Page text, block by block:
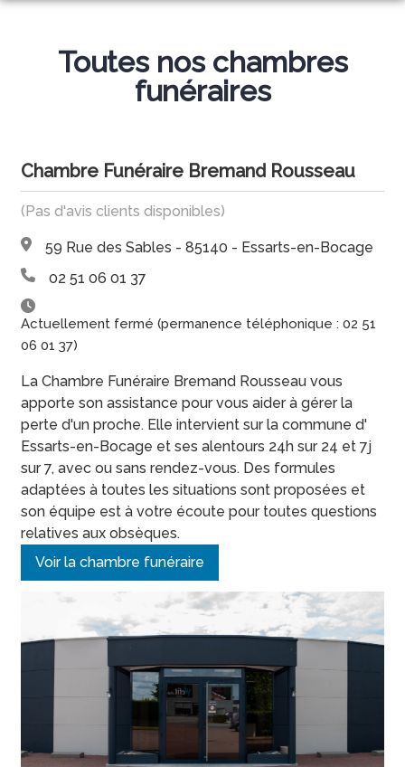
ORGANISER DES OBSÈQUES
MARBRERIE FUNÉRAIRE
SERVICES AUX FAMILLES
NOS AGENCES
AGENCE DE SAINT-HILAIRE-LA-PALUD
AGENCE DE COURÇON
AGENCE DE SAINTE-HERMINE
AGENCE DE NALLIERS
AGENCE DES ESSARTS-EN-BOCAGE
AGENCE DE LA FERRIÈRE
SAINT-HILAIRE-LA-PALUD
COURÇON
SAINTE-HERMINE
NALLIERS
ESSARTS-EN-BOCAGE
FERRIÈRE
PLAQUES OBSÈQUES
Toutes nos chambres
funéraires
Chambre Funéraire Bremand Rousseau
(Pas d'avis clients disponibles)
59 Rue des Sables - 85140 - Essarts-en-Bocage
02 51 06 01 37
Actuellement fermé (permanence téléphonique : 02 51
06 01 37)
La Chambre Funéraire Bremand Rousseau vous
apporte son assistance pour vous aider à gérer la
perte d'un proche. Elle intervient sur la commune d'
Essarts-en-Bocage et ses alentours 24h sur 24 et 7j
sur 7, avec ou sans rendez-vous. Des formules
adaptées à toutes les situations sont proposées et
son équipe est à votre écoute pour toutes questions
relatives aux obsèques.
Voir la chambre funéraire